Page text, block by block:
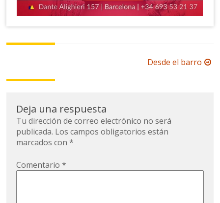
de
Desde el barro
Deja una respuesta
Tu dirección de correo electrónico no será
publicada. Los campos obligatorios están
marcados con*
Comentario*